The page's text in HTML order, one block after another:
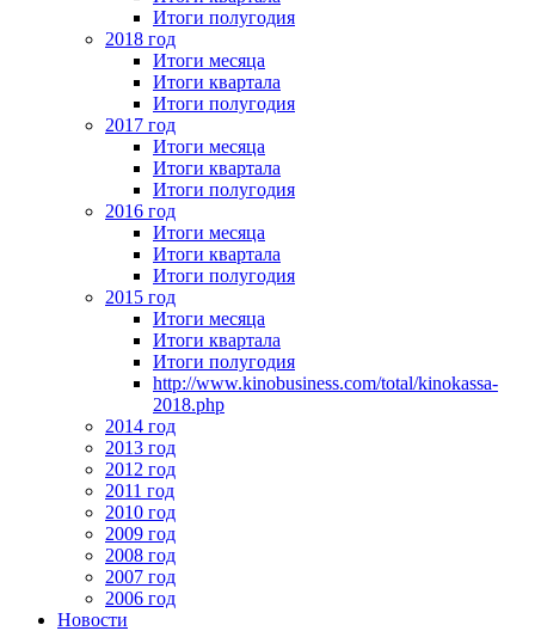
Итоги полугодия
2018 год
Итоги месяца
Итоги квартала
Итоги полугодия
2017 год
Итоги месяца
Итоги квартала
Итоги полугодия
2016 год
Итоги месяца
Итоги квартала
Итоги полугодия
2015 год
Итоги месяца
Итоги квартала
Итоги полугодия
http://www.kinobusiness.com/total/kinokassa-
2018.php
2014 год
2013 год
2012 год
2011 год
2010 год
2009 год
2008 год
2007 год
2006 год
Новости